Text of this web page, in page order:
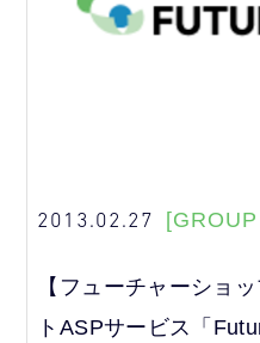
2013.02.27
【フューチャーショ
トASPサービス「